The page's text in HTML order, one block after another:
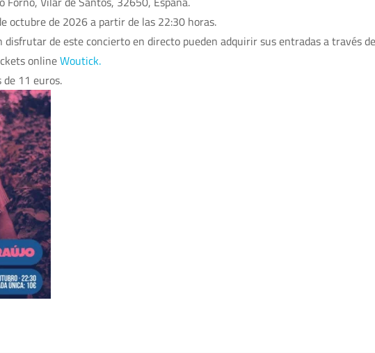
octubre de 2026 a partir de las 22:30 horas.
disfrutar de este concierto en directo pueden adquirir sus entradas a través de
onlineWoutick.
de 11 euros.